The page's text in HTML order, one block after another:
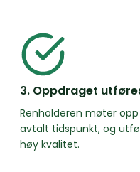
3. Oppdraget
Renholderen møter
avtalt tidspunkt, og
høy kvalitet.